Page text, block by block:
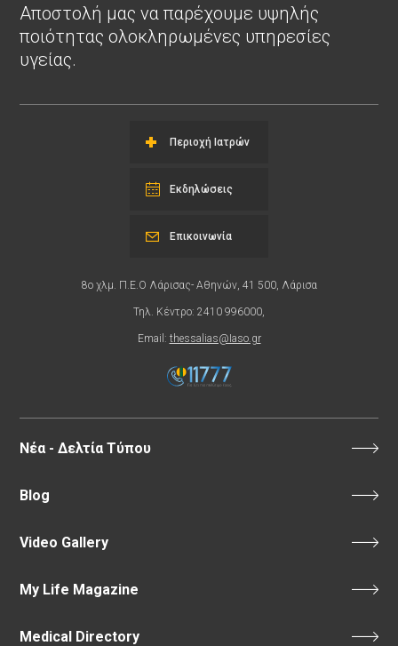
Αποστολή μας να παρέχουμε υψηλής
ποιότητας ολοκληρωμένες υπηρεσίες
υγείας.
Περιοχή Ιατρών
Εκδηλώσεις
8ο χλμ. Π.Ε.Ο Λάρισας- Αθηνών, 41 500, Λάρισα
Τηλ. Κέντρο: 2410 996000,
Email: thessalias@Iaso.gr
Επικοινωνία
Νέα - Δελτία Τύπου
Blog
Video Gallery
My Life Magazine
Medical Directory